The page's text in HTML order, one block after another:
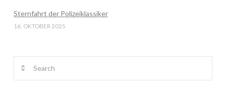
Sternfahrt der Polizeiklassiker
16. OKTOBER 2025